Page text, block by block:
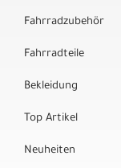
Fahrradzubehör
Fahrradteile
Bekleidung
Top Artikel
Neuheiten